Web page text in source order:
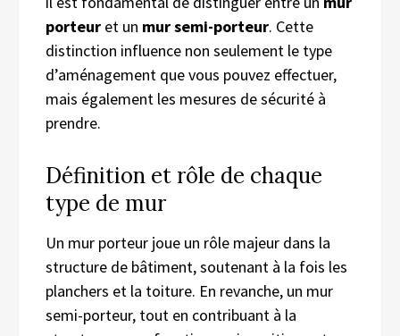
porteur et un mur semi-porteur. Cette
distinction influence non seulement le type
d’aménagement que vous pouvez effectuer,
mais également les mesures de sécurité à
prendre.
Définition et rôle de chaque
type de mur
Un mur porteur joue un rôle majeur dans la
structure de bâtiment, soutenant à la fois les
planchers et la toiture. En revanche, un mur
semi-porteur, tout en contribuant à la